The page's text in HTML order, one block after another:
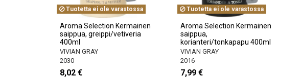
Tuotetta ei ole varastossa
Aroma Selection Kermainen
saippua, greippi/vetiveria
400ml
VIVIAN GRAY
2030
8,02 €
Tuotetta ei ole varastossa
Aroma Selection Kermainen
saippua,
korianteri/tonkapapu 400ml
VIVIAN GRAY
2016
7,99 €